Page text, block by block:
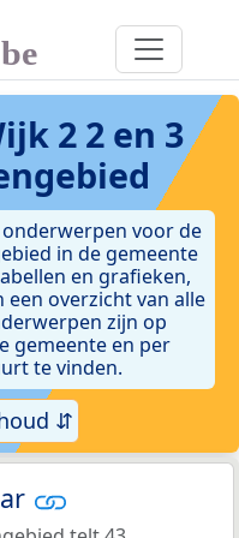
2 2 en 3
voor de
in de gemeente
en grafieken,
overzicht van alle
zijn op
gemeente en per
te vinden.
⇵